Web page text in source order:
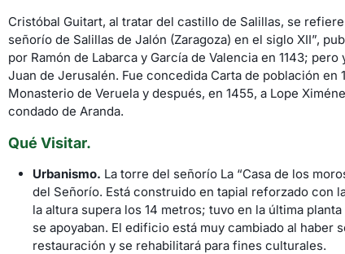
Cristóbal Guitart, al tratar del castillo de Salillas, se
señorío de Salillas de Jalón (Zaragoza) en el siglo XII”,
por Ramón de Labarca y García de Valencia en 1143;
Juan de Jerusalén. Fue concedida Carta de población en
Monasterio de Veruela y después, en 1455, a Lope
condado de Aranda.
Qué Visitar.
Urbanismo. La torre del señorío La “Casa de los
del Señorío. Está construido en tapial reforzado con
la altura supera los 14 metros; tuvo en la última
se apoyaban. El edificio está muy cambiado al
restauración y se rehabilitará para fines culturales.